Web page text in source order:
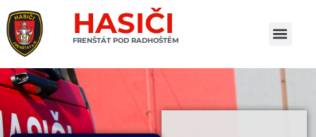
HASIČI
FRENŠTÁT POD RADHOŠTĚM